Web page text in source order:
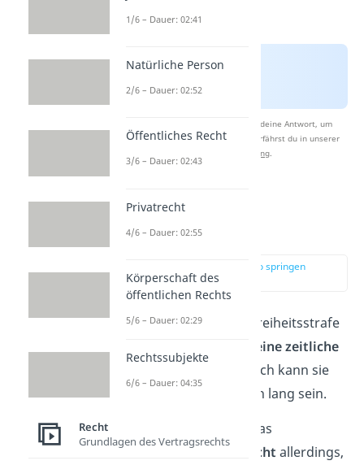
Nach Beantwortung speichern wir deine Antwort, um
Studyflix zu verbessern. Mehr dazu erfährst du in unserer
Datenschutzerklärung.
Wie lange ist
lebenslänglich?
zur Stelle im Video springen
(01:39)
Bei einer lebenslangen Freiheitsstrafe
keine zeitliche
Obergrenze. Grundsätzlich kann sie
also tatsächlich ein Leben lang sein.
Im Jahr 1977 entschied das
Bundesverfassungsgericht allerdings,
1/6 – Dauer: 02:41
Natürliche Person
2/6 – Dauer: 02:52
Öffentliches Recht
3/6 – Dauer: 02:43
Privatrecht
4/6 – Dauer: 02:55
Körperschaft des
öffentlichen Rechts
5/6 – Dauer: 02:29
Rechtssubjekte
6/6 – Dauer: 04:35
Recht
Grundlagen des Vertragsrechts